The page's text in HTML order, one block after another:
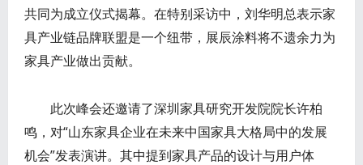
共同为成立仪式揭幕。在特别采访中，刘华明总表示家
具产业链品牌联盟是一个纽带，展辰涂料将不遗余力为
家具产业做出贡献。
此次峰会还邀请了深圳家具研究开发院院长许柏
鸣，对“山东家具企业在未来中国家具大格局中的发展
机会”发表演讲。其中提到家具产品的设计与用户体